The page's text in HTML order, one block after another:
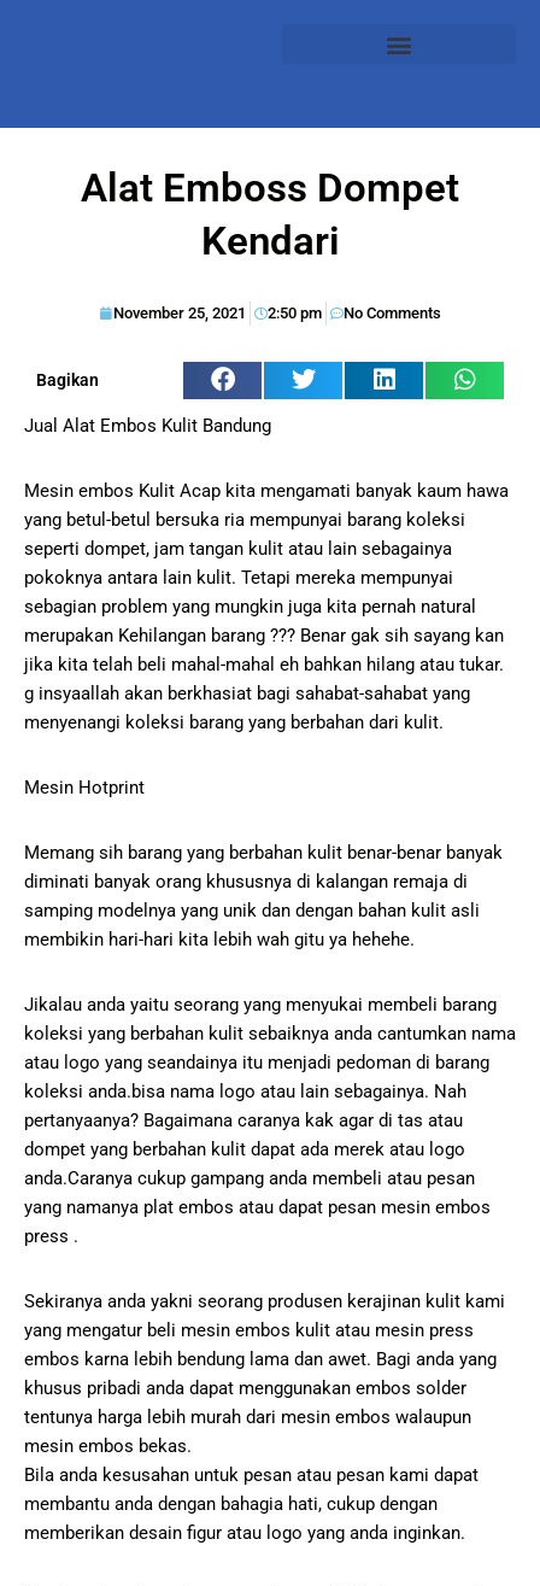
Alat Emboss Dompet
Kendari
November 25, 2021 2:50 pm No Comments
Bagikan
Jual Alat Embos Kulit Bandung
Mesin embos Kulit Acap kita mengamati banyak kaum hawa
yang betul-betul bersuka ria mempunyai barang koleksi
seperti dompet, jam tangan kulit atau lain sebagainya
pokoknya antara lain kulit. Tetapi mereka mempunyai
sebagian problem yang mungkin juga kita pernah natural
merupakan Kehilangan barang ??? Benar gak sih sayang kan
jika kita telah beli mahal-mahal eh bahkan hilang atau tukar.
g insyaallah akan berkhasiat bagi sahabat-sahabat yang
menyenangi koleksi barang yang berbahan dari kulit.
Mesin Hotprint
Memang sih barang yang berbahan kulit benar-benar banyak
diminati banyak orang khususnya di kalangan remaja di
samping modelnya yang unik dan dengan bahan kulit asli
membikin hari-hari kita lebih wah gitu ya hehehe.
Jikalau anda yaitu seorang yang menyukai membeli barang
koleksi yang berbahan kulit sebaiknya anda cantumkan nama
atau logo yang seandainya itu menjadi pedoman di barang
koleksi anda.bisa nama logo atau lain sebagainya. Nah
pertanyaanya? Bagaimana caranya kak agar di tas atau
dompet yang berbahan kulit dapat ada merek atau logo
anda.Caranya cukup gampang anda membeli atau pesan
yang namanya plat embos atau dapat pesan mesin embos
press .
Sekiranya anda yakni seorang produsen kerajinan kulit kami
yang mengatur beli mesin embos kulit atau mesin press
embos karna lebih bendung lama dan awet. Bagi anda yang
khusus pribadi anda dapat menggunakan embos solder
tentunya harga lebih murah dari mesin embos walaupun
mesin embos bekas.
Bila anda kesusahan untuk pesan atau pesan kami dapat
membantu anda dengan bahagia hati, cukup dengan
memberikan desain figur atau logo yang anda inginkan.